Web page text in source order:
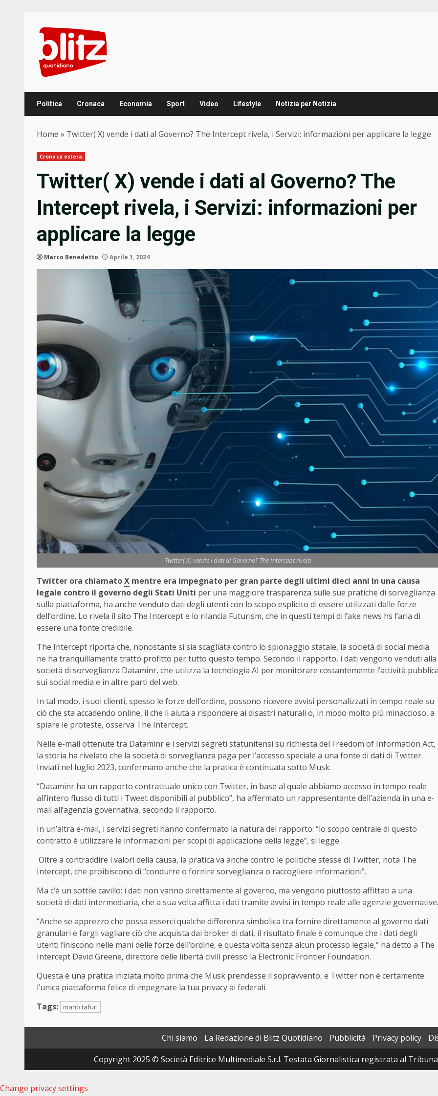
content
Politica Cronaca Economia Sport Video Lifestyle Notizia per Notizia
Home » Twitter( X) vende i dati al Governo? The Intercept rivela, i Servizi: informazioni per applicare la legge
Cronaca estera
Twitter( X) vende i dati al Governo? The
Intercept rivela, i Servizi: informazioni per
applicare la legge
Marco Benedetto Aprile 1, 2024
Twitter( X) vende i dati al Governo? The Intercept rivela
Twitter ora chiamatoX mentre era impegnato per gran parte degli ultimi dieci anni in una causa
legale contro il governo degli Stati Uniti per una maggiore trasparenza sulle sue pratiche di sorveglianza
sulla piattaforma, ha anche venduto dati degli utenti con lo scopo esplicito di essere utilizzati dalle forze
dell’ordine. Lo rivela il sito The Intercept e lo rilancia Futurism, che in questi tempi di fake news hs l’aria di
essere una fonte credibile.
The Intercept riporta che, nonostante si sia scagliata contro lo spionaggio statale, la società di social media
ne ha tranquillamente tratto profitto per tutto questo tempo. Secondo il rapporto, i dati vengono venduti alla
società di sorveglianza Dataminr, che utilizza la tecnologia AI per monitorare costantemente l’attività
sui social media e in altre parti del web.
In tal modo, i suoi clienti, spesso le forze dell’ordine, possono ricevere avvisi personalizzati in tempo reale su
ciò che sta accadendo online, il che li aiuta a rispondere ai disastri naturali o, in modo molto più minaccioso, a
spiare le proteste, osserva The Intercept.
Nelle e-mail ottenute tra Dataminr e i servizi segreti statunitensi su richiesta del Freedom of Information Act,
la storia ha rivelato che la società di sorveglianza paga per l’accesso speciale a una fonte di dati di Twitter.
Inviati nel luglio 2023, confermano anche che la pratica è continuata sotto Musk.
“Dataminr ha un rapporto contrattuale unico con Twitter, in base al quale abbiamo accesso in tempo reale
all’intero flusso di tutti i Tweet disponibili al pubblico”, ha affermato un rappresentante dell’azienda in una e-
mail all’agenzia governativa, secondo il rapporto.
In un’altra e-mail, i servizi segreti hanno confermato la natura del rapporto: “lo scopo centrale di questo
contratto è utilizzare le informazioni per scopi di applicazione della legge”, si legge.
Oltre a contraddire i valori della causa, la pratica va anche contro le politiche stesse di Twitter, nota The
Intercept, che proibiscono di “condurre o fornire sorveglianza o raccogliere informazioni”.
Ma c’è un sottile cavillo: i dati non vanno direttamente al governo, ma vengono piuttosto affittati a una
società di dati intermediaria, che a sua volta affitta i dati tramite avvisi in tempo reale alle agenzie governative.
“Anche se apprezzo che possa esserci qualche differenza simbolica tra fornire direttamente al governo dati
granulari e fargli vagliare ciò che acquista dai broker di dati, il risultato finale è comunque che i dati degli
utenti finiscono nelle mani delle forze dell’ordine, e questa volta senza alcun processo legale,” ha detto a The
Intercept David Greene, direttore delle libertà civili presso la Electronic Frontier Foundation.
Questa è una pratica iniziata molto prima che Musk prendesse il sopravvento, e Twitter non è certamente
l’unica piattaforma felice di impegnare la tua privacy ai federali.
Tags:
mario tafuri
Chi siamo La Redazione di Blitz Quotidiano Pubblicità Privacy policy
Copyright 2025 © Società Editrice Multimediale S.r.l. Testata Giornalistica registrata al
Change privacy settings